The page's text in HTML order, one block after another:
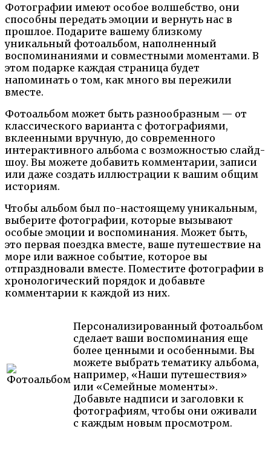
Фотографии имеют особое волшебство, они
способны передать эмоции и вернуть нас в
прошлое. Подарите вашему близкому
уникальный фотоальбом, наполненный
воспоминаниями и совместными моментами. В
этом подарке каждая страница будет
напоминать о том, как много вы пережили
вместе.
Фотоальбом может быть разнообразным — от
классического варианта с фотографиями,
вклеенными вручную, до современного
интерактивного альбома с возможностью слайд-
шоу. Вы можете добавить комментарии, записи
или даже создать иллюстрации к вашим общим
историям.
Чтобы альбом был по-настоящему уникальным,
выберите фотографии, которые вызывают
особые эмоции и воспоминания. Может быть,
это первая поездка вместе, ваше путешествие на
море или важное событие, которое вы
отпраздновали вместе. Поместите фотографии в
хронологический порядок и добавьте
комментарии к каждой из них.
Персонализированный фотоальбом
сделает ваши воспоминания еще
более ценными и особенными. Вы
можете выбрать тематику альбома,
например, «Наши путешествия»
или «Семейные моменты».
Добавьте надписи и заголовки к
фотографиям, чтобы они оживали
с каждым новым просмотром.